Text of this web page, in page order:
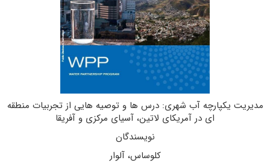
مدیریت یکپارچه آب شهری: درس ها و توصیه هایی از تجربیات منطقه
ای در آمریکای لاتین، آسیای مرکزی و آفریقا
نویسندگان
کلوساس، آلوار